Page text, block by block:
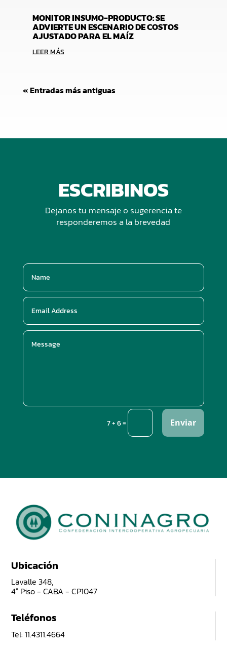
MONITOR INSUMO-PRODUCTO: SE
ADVIERTE UN ESCENARIO DE COSTOS
AJUSTADO PARA EL MAÍZ
LEER MÁS
« Entradas más antiguas
ESCRIBINOS
Dejanos tu mensaje o sugerencia te
responderemos a la brevedad
7 + 6= Enviar
Ubicación
Lavalle 348,
4° Piso - CABA - CP1047
Teléfonos
Tel: 11.4311.4664